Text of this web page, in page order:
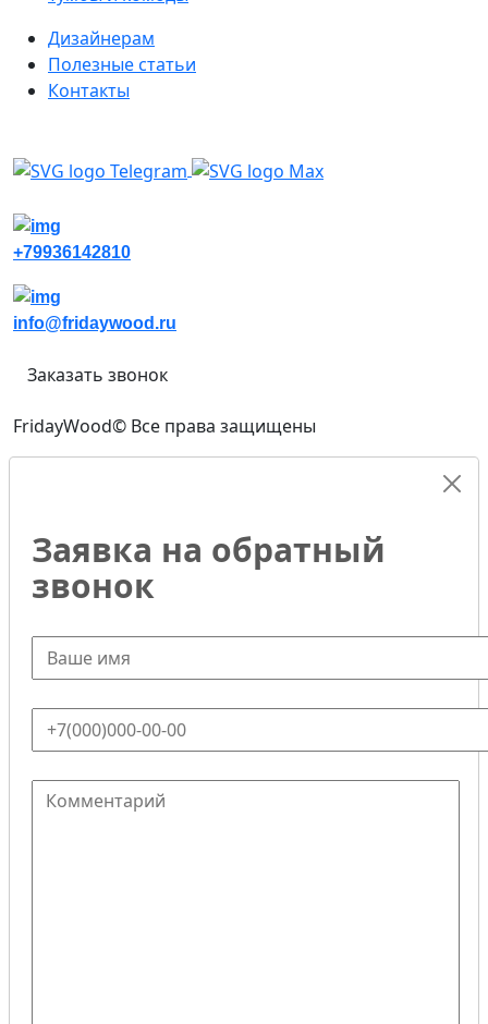
Дизайнерам
Полезные статьи
Контакты
+79936142810
info@fridaywood.ru
Заказать звонок
FridayWood© Все права защищены
Заявка на обратный
звонок